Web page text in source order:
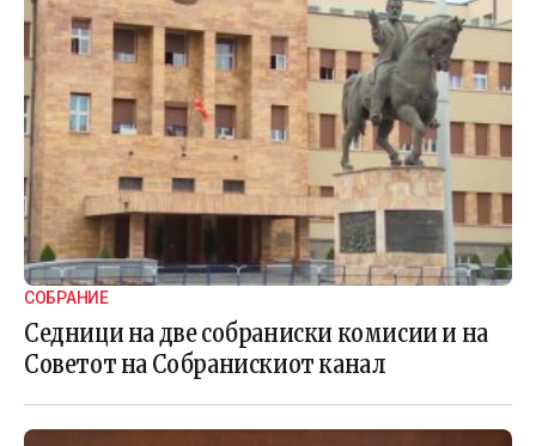
СОБРАНИЕ
Седници на две собраниски комисии и на
Советот на Собранискиот канал